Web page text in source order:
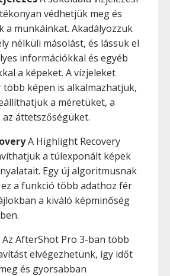
védhetjük meg és
a munkáinkat. Akadályozzuk
nélküli másolást, és lássuk el
információkkal és egyéb
a képeket. A vízjeleket
több képen is alkalmazhatjuk,
a méretüket, a
áttetszőségüket.
A Highlight Recovery
a túlexponált képek
Egy új algoritmusnak
a funkció több adathoz fér
a kiváló képminőség
Az AfterShot Pro 3-ban több
elvégezhetünk, így időt
és gyorsabban